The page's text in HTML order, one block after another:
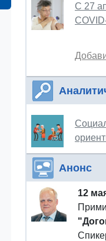
С 27
Анонс
12